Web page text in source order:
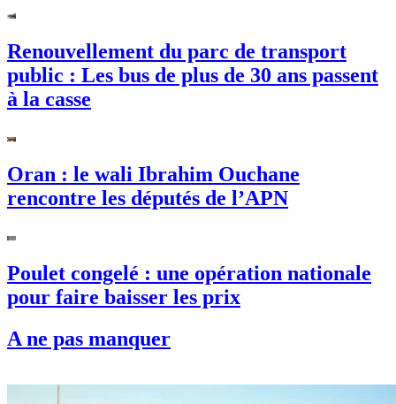
Renouvellement du parc de transport
public : Les bus de plus de 30 ans passent
rencontre les députés de l’APN
Poulet congelé : une opération nationale
pour faire baisser les prix